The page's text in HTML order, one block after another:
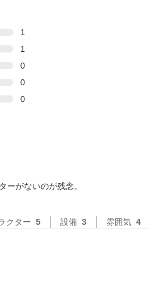
1
1
0
0
0
ーがないのが残念。
クター 5 設備 3 雰囲気 4